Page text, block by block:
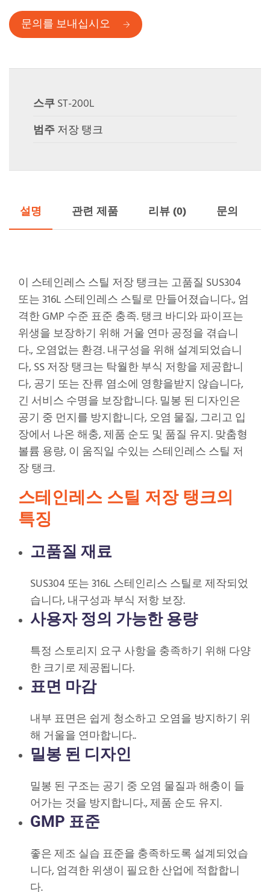
문의를 보내십시오
스쿠ST-200L
범주저장 탱크
설명 관련 제품 리뷰 (0) 문의
이 스테인레스 스틸 저장 탱크는 고품질 SUS304
또는 316L 스테인레스 스틸로 만들어졌습니다., 엄
격한 GMP 수준 표준 충족. 탱크 바디와 파이프는
위생을 보장하기 위해 거울 연마 공정을 겪습니
다., 오염없는 환경. 내구성을 위해 설계되었습니
다, SS 저장 탱크는 탁월한 부식 저항을 제공합니
다, 공기 또는 잔류 염소에 영향을받지 않습니다,
긴 서비스 수명을 보장합니다. 밀봉 된 디자인은
공기 중 먼지를 방지합니다, 오염 물질, 그리고 입
장에서 나온 해충, 제품 순도 및 품질 유지. 맞춤형
볼륨 용량, 이 움직일 수있는 스테인레스 스틸 저
장 탱크.
스테인레스 스틸 저장 탱크의
특징
고품질 재료
SUS304 또는 316L 스테인리스 스틸로 제작되었
습니다, 내구성과 부식 저항 보장.
사용자 정의 가능한 용량
특정 스토리지 요구 사항을 충족하기 위해 다양
한 크기로 제공됩니다.
표면 마감
내부 표면은 쉽게 청소하고 오염을 방지하기 위
해 거울을 연마합니다..
밀봉 된 디자인
밀봉 된 구조는 공기 중 오염 물질과 해충이 들
어가는 것을 방지합니다., 제품 순도 유지.
GMP 표준
좋은 제조 실습 표준을 충족하도록 설계되었습
니다, 엄격한 위생이 필요한 산업에 적합합니
다.